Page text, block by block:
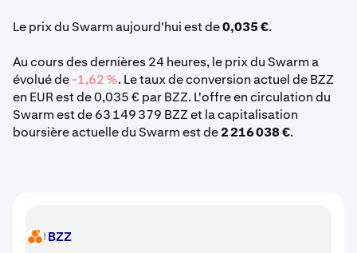
Le prix du Swarm aujourd'hui est de0,035 €.
Au cours des dernières 24 heures, le prix du Swarm a
évolué de-1,62 %. Le taux de conversion actuel de BZZ
en EUR est de 0,035 € par BZZ. L'offre en circulation du
Swarm est de 63 149 379 BZZ et la capitalisation
boursière actuelle du Swarm est de2 216 038 €.
BZZ BZZ